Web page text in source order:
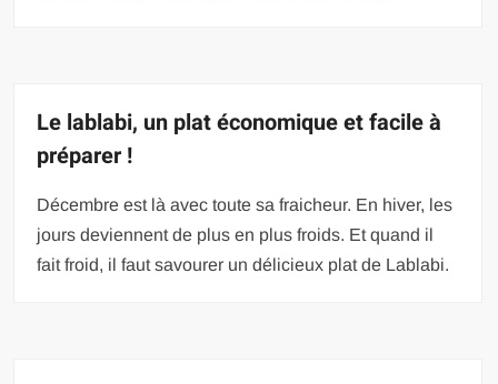
Le lablabi, un plat économique et facile à
préparer !
Décembre est là avec toute sa fraicheur. En hiver, les
jours deviennent de plus en plus froids. Et quand il
fait froid, il faut savourer un délicieux plat de Lablabi.